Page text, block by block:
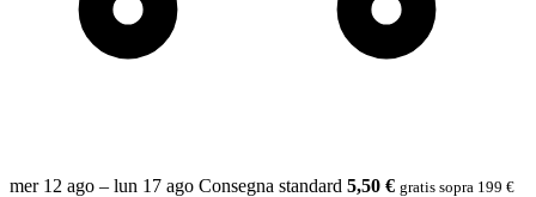
mer 12 ago – lun 17 ago Consegna standard 5,50 € gratis sopra 199 €